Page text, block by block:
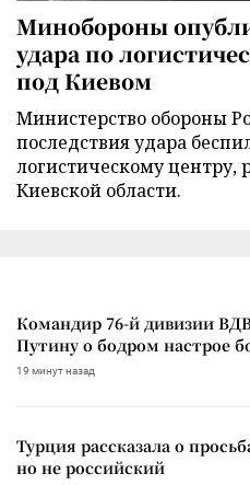
Минобороны
удара по
под Киевом
Министерство обороны
последствия удара
логистическому центру,
Киевской области.
Командир 76-й дивизии
Путину о бодром настрое
19 минут назад
Турция рассказала о
но не российский